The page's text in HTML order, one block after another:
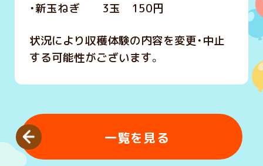
・新玉ねぎ 3玉 150円
状況により収穫体験の内容を変更・中止
する可能性がございます。
一覧を見る